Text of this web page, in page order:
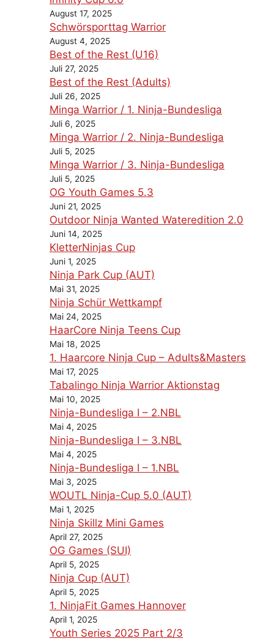
August 17, 2025
Schwörsporttag Warrior
August 4, 2025
Best of the Rest (U16)
Juli 27, 2025
Best of the Rest (Adults)
Juli 26, 2025
Minga Warrior / 1. Ninja-Bundesliga
Juli 6, 2025
Minga Warrior / 2. Ninja-Bundesliga
Juli 5, 2025
Minga Warrior / 3. Ninja-Bundesliga
Juli 5, 2025
OG Youth Games 5.3
Juni 21, 2025
Outdoor Ninja Wanted Wateredition 2.0
Juni 14, 2025
KletterNinjas Cup
Juni 1, 2025
Ninja Park Cup (AUT)
Mai 31, 2025
Ninja Schür Wettkampf
Mai 24, 2025
HaarCore Ninja Teens Cup
Mai 18, 2025
1. Haarcore Ninja Cup – Adults&Masters
Mai 17, 2025
Tabalingo Ninja Warrior Aktionstag
Mai 10, 2025
Ninja-Bundesliga I – 2.NBL
Mai 4, 2025
Ninja-Bundesliga I – 3.NBL
Mai 4, 2025
Ninja-Bundesliga I – 1.NBL
Mai 3, 2025
WOUTL Ninja-Cup 5.0 (AUT)
Mai 1, 2025
Ninja Skillz Mini Games
April 27, 2025
OG Games (SUI)
April 5, 2025
Ninja Cup (AUT)
April 5, 2025
1. NinjaFit Games Hannover
April 1, 2025
Youth Series 2025 Part 2/3